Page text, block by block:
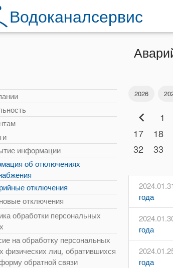
Водоканалсервис
информации
об отключениях
отключения
отключения
обработки персональных
на обработку персональных
физических лиц, обратившихся
обратной связи
2026
chevron_left 1
17
18
32
33
года
года
года